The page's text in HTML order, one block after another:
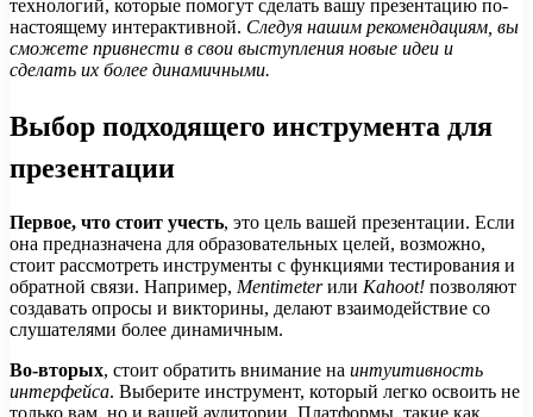
технологий, которые помогут сделать вашу презентацию по-
настоящему интерактивной. Следуя нашим рекомендациям, вы
сможете привнести в свои выступления новые идеи и
сделать их более динамичными.
Выбор подходящего инструмента для
презентации
Первое, что стоит учесть, это цель вашей презентации. Если
она предназначена для образовательных целей, возможно,
стоит рассмотреть инструменты с функциями тестирования и
обратной связи. Например, Mentimeterили Kahoot! позволяют
создавать опросы и викторины, делают взаимодействие со
слушателями более динамичным.
Во-вторых, стоит обратить внимание на интуитивность
интерфейса. Выберите инструмент, который легко освоить не
только вам, но и вашей аудитории. Платформы, такие как